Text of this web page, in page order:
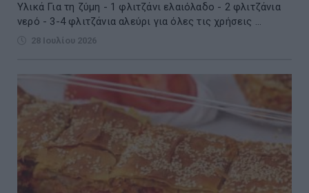
Υλικά Για τη ζύμη - 1 φλιτζάνι ελαιόλαδο - 2 φλιτζάνια
νερό - 3-4 φλιτζάνια αλεύρι για όλες τις χρήσεις ...
28 Ιουλίου 2026